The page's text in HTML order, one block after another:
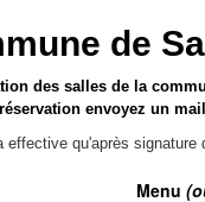
de
des salles de la
envoyez un
effective qu'après
Menu